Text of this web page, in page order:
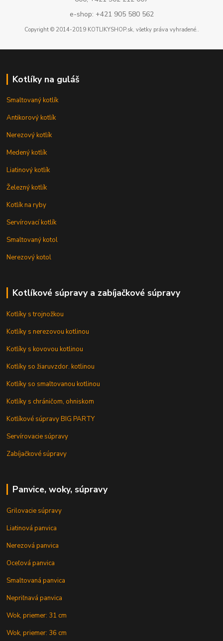
e-shop: +421 905 580 562
Copyright © 2014-2019 KOTLIKYSHOP.sk, všetky práva vyhradené..
Kotlíky na guláš
Smaltovaný kotlík
Antikorový kotlík
Nerezový kotlík
Medený kotlík
Liatinový kotlík
Železný kotlík
Kotlík na ryby
Servírovací kotlík
Smaltovaný kotol
Nerezový kotol
Kotlíkové súpravy a zabíjačkové súpravy
Kotlíky s trojnožkou
Kotlíky s nerezovou kotlinou
Kotlíky s kovovou kotlinou
Kotlíky so žiaruvzdor. kotlinou
Kotlíky so smaltovanou kotlinou
Kotlíky s chráničom, ohniskom
Kotlíkové súpravy BIG PARTY
Servírovacie súpravy
Zabíjačkové súpravy
Panvice, woky, súpravy
Grilovacie súpravy
Liatinová panvica
Nerezová panvica
Oceľová panvica
Smaltovaná panvica
Nepriľnavá panvica
Wok, priemer: 31 cm
Wok, priemer: 36 cm